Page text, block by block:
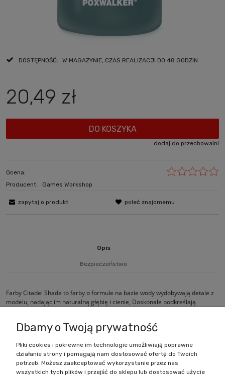
DOSTĘPNOŚĆ: W MAGAZYNIE, CZAS REALIZACJI DO 48 GODZIN
20,49 zł
DO KOSZYKA
dodaj do przechowalni
Ocena:
Producent:
Games Workshop
zapytaj o produkt poleć znajomemu
Opis
Bezpieczeństwo
Farby Citadel Shade to farby o formule na bazie wody wydobywają detale z
modelu, nadając im naturalną głębię i cienie, Doskonale podkreślają
Zakupy
Dbamy o Twoją prywatność
Pliki cookies i pokrewne im technologie umożliwiają poprawne
działanie strony i pomagają nam dostosować ofertę do Twoich
potrzeb. Możesz zaakceptować wykorzystanie przez nas
wszystkich tych plików i przejść do sklepu lub dostosować użycie